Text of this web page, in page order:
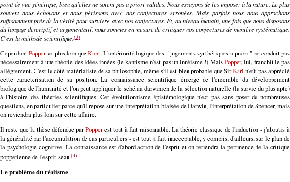
point de vue génétique, bien qu'elles ne soient pas a priori valides. Nous essayons de les imposer à la nature. Le plus
souvent nous échouons et nous périssons avec nos conjectures erronées. Mais parfois nous nous approchons
suffisamment près de la vérité pour survivre avec nos conjectures. Et, au niveau humain, une fois que nous disposons
du langage descriptif et argumentatif, nous sommes en mesure de critiquer nos conjectures de manière systématique.
C'est la méthode scientifique.(3)
CependantPopperva plus loin queKant. L'antériorité logique des " jugements synthétiques a priori " ne conduit pas
nécessairement à une théorie des idées innées (le kantisme n'est pas un innéisme !) MaisPopper, lui, franchit le pas
allégrement. C'est le côté matérialiste de sa philosophie, même s'il est bien probable que SirKarl n'eût pas apprécié
cette caractérisation de sa position. La connaissance scientifique émerge de l'ensemble du développement
biologique de l'humanité et l'on peut appliquer le schéma darwinien de la sélection naturelle (la survie du plus apte)
à l'histoire des théories scientifiques. Cet évolutionnisme épistémologique n'est pas sans poser de nombreuses
questions, en particulier parce qu'il repose sur une interprétation biaisée de Darwin, l'interprétation de Spencer, mais
on reviendra plus loin sur cette affaire.
Il reste que la thèse défendue parPopperest tout à fait raisonnable. La théorie classique de l'induction - j'aboutis à
la généralité par l'accumulation de cas particuliers - est tout à fait inacceptable, y compris, d'ailleurs, sur le plan de
la psychologie cognitive. La connaissance est d'abord action de l'esprit et on retiendra la pertinence de la critique
popperienne de l'esprit-seau.(4)
Le problème du réalisme